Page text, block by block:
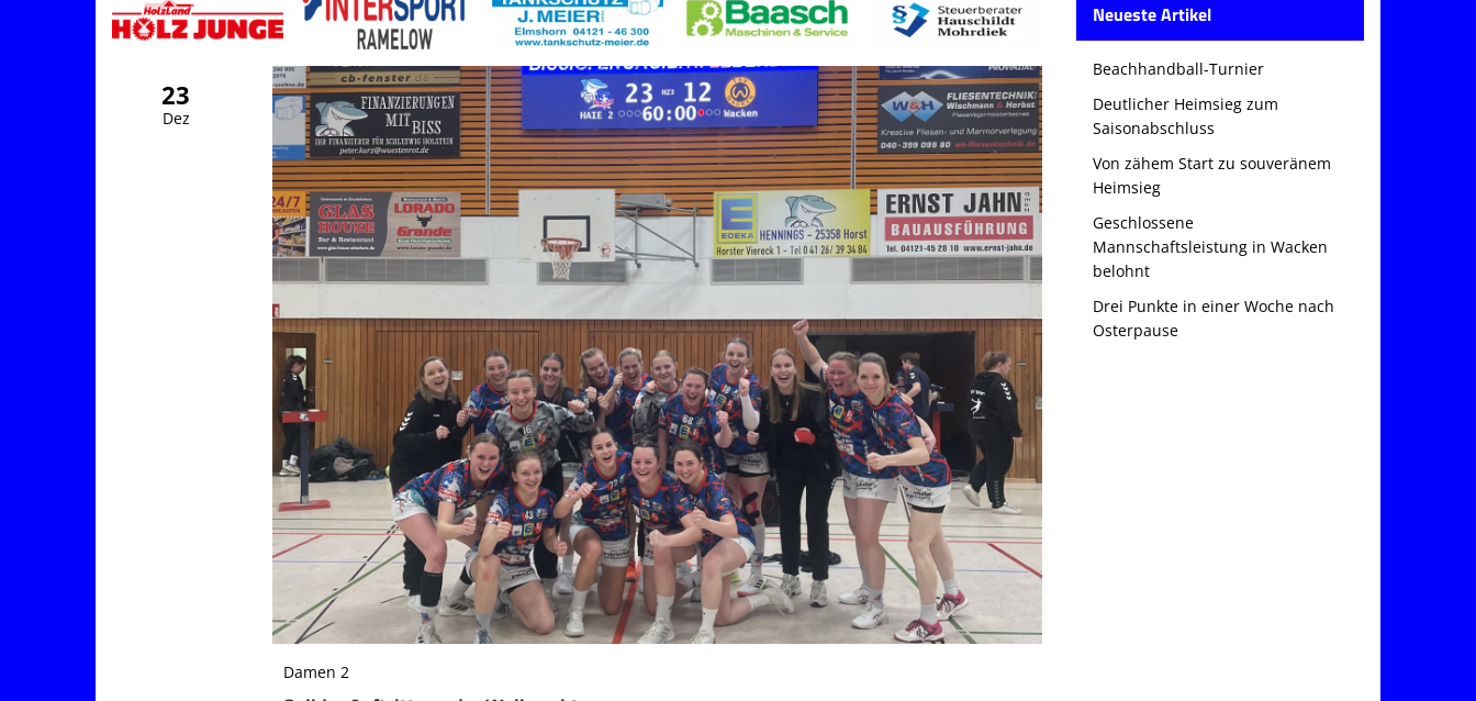
23
Dez
Damen 2
Neueste Artikel
Beachhandball-Turnier
Deutlicher Heimsieg zum
Saisonabschluss
Von zähem Start zu souveränem
Heimsieg
Geschlossene
Mannschaftsleistung in Wacken
belohnt
Drei Punkte in einer Woche nach
Osterpause